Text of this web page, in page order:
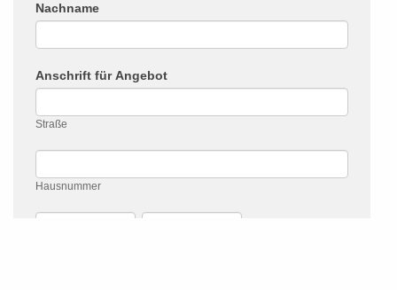
Nachname
Anschrift für Angebot
Straße
Hausnummer
Postleitzahl Stadt